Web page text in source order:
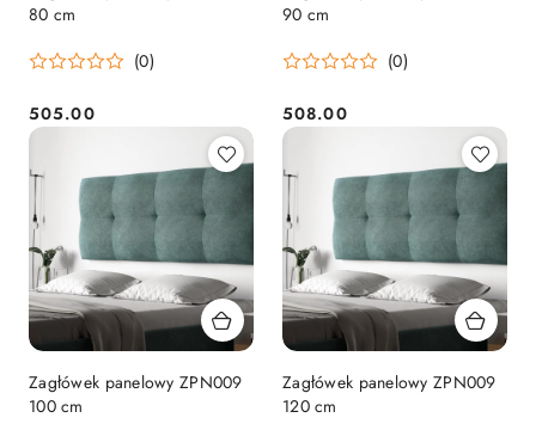
80 cm
(0)
Cena:
505.00
90 cm
(0)
Cena:
508.00
Zagłówek panelowy ZPN009
100 cm
Zagłówek panelowy ZPN009
120 cm